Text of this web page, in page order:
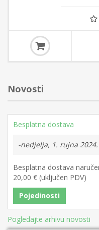
Novosti
Besplatna dostava
-nedjelja, 1. rujna 2024.
Besplatna dostava
20,00 € (uključen PDV)
Pojedinosti
Pogledajte arhivu novosti